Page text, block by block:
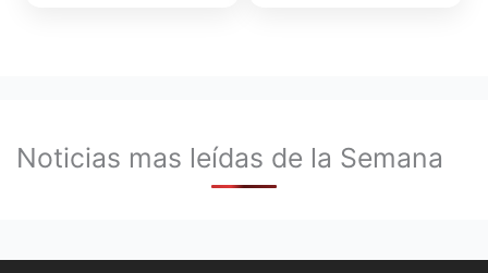
Noticias mas leídas de la Semana